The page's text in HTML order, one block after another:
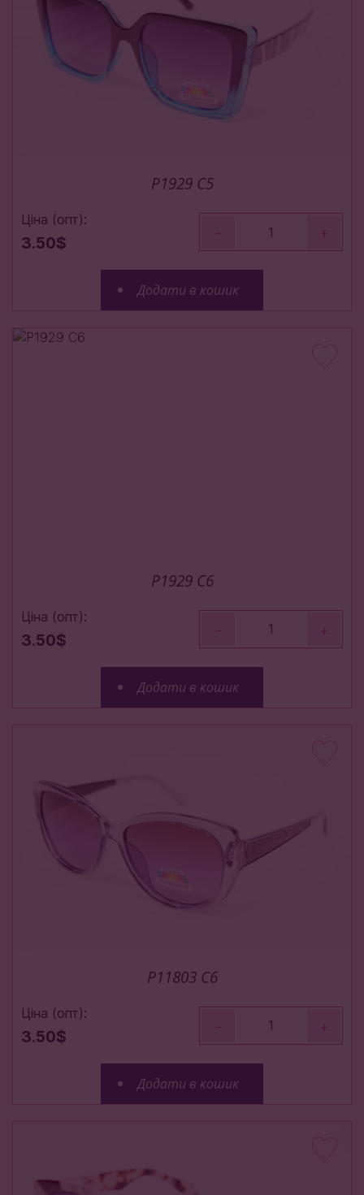
P1929 С5
Ціна (опт):
3.50$
- +
Додати в кошик
P1929 С6
Ціна (опт):
3.50$
- +
Додати в кошик
P11803 C6
Ціна (опт):
3.50$
- +
Додати в кошик